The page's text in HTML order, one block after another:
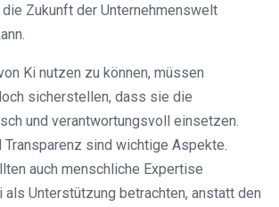
Zukunft der Unternehmenswelt
Ki nutzen zu können, müssen
sicherstellen, dass sie die
und verantwortungsvoll einsetzen.
Transparenz sind wichtige Aspekte.
auch menschliche Expertise
als Unterstützung betrachten, anstatt den